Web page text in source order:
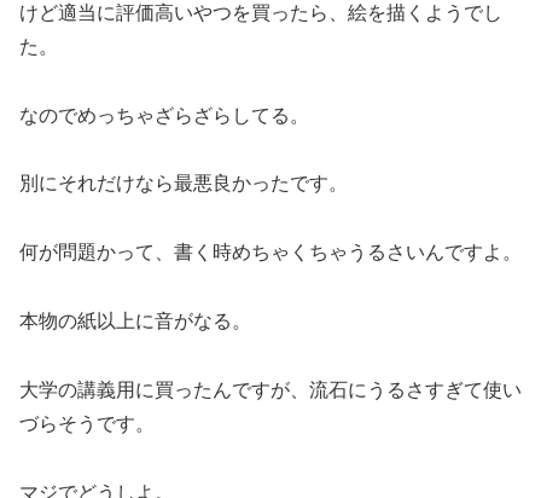
けど適当に評価高いやつを買ったら、絵を描くようでし
た。
なのでめっちゃざらざらしてる。
別にそれだけなら最悪良かったです。
何が問題かって、書く時めちゃくちゃうるさいんですよ。
本物の紙以上に音がなる。
大学の講義用に買ったんですが、流石にうるさすぎて使い
づらそうです。
マジでどうしよ。